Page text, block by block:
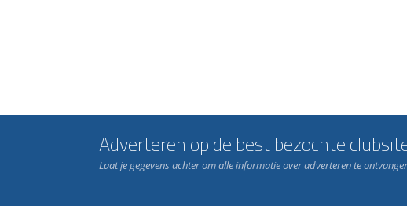
Adverteren op de best bezochte
Laat je gegevens achter om alle informatie over adverteren te